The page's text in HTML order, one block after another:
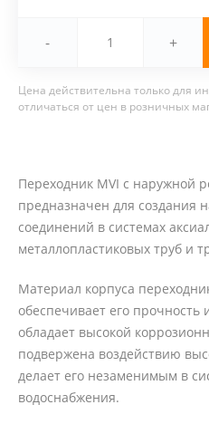
- +
Цена действительна только для
отличаться от цен в розничных
Переходник MVI с наружной
предназначен для создания
соединений в системах
металлопластиковых труб и
Материал корпуса
обеспечивает его прочность
обладает высокой
подвержена воздействию
делает его незаменимым в
водоснабжения.